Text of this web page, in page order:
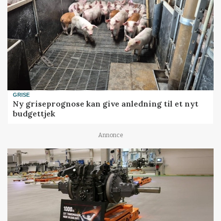
GRISE
Ny griseprognose kan give anledning til et nyt
budgettjek
Annonce